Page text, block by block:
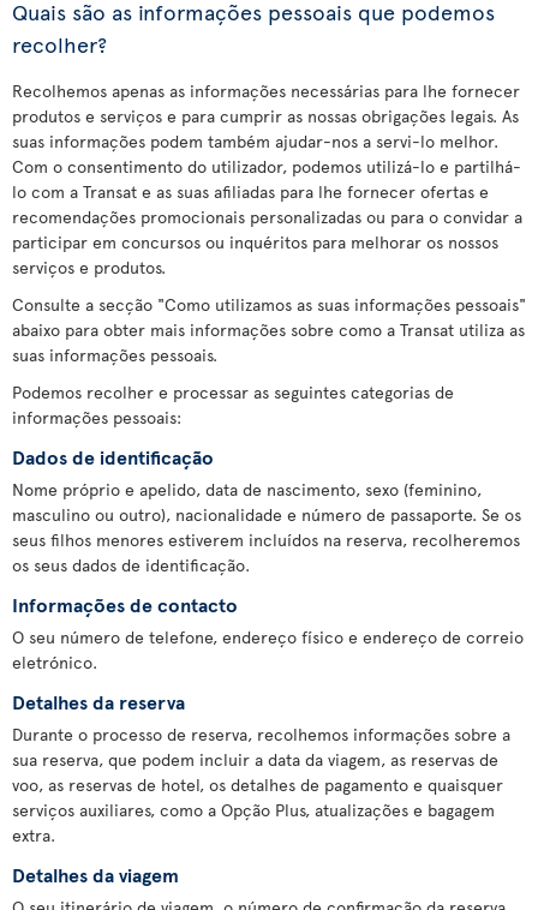
Quais são as informações pessoais que podemos
recolher?
Recolhemos apenas as informações necessárias para lhe fornecer
produtos e serviços e para cumprir as nossas obrigações legais. As
suas informações podem também ajudar-nos a servi-lo melhor.
Com o consentimento do utilizador, podemos utilizá-lo e partilhá-
lo com a Transat e as suas afiliadas para lhe fornecer ofertas e
recomendações promocionais personalizadas ou para o convidar a
participar em concursos ou inquéritos para melhorar os nossos
serviços e produtos.
Consulte a secção "Como utilizamos as suas informações pessoais"
abaixo para obter mais informações sobre como a Transat utiliza as
suas informações pessoais.
Podemos recolher e processar as seguintes categorias de
informações pessoais:
Dados de identificação
Nome próprio e apelido, data de nascimento, sexo (feminino,
masculino ou outro), nacionalidade e número de passaporte. Se os
seus filhos menores estiverem incluídos na reserva, recolheremos
os seus dados de identificação.
Informações de contacto
O seu número de telefone, endereço físico e endereço de correio
eletrónico.
Detalhes da reserva
Durante o processo de reserva, recolhemos informações sobre a
sua reserva, que podem incluir a data da viagem, as reservas de
voo, as reservas de hotel, os detalhes de pagamento e quaisquer
serviços auxiliares, como a Opção Plus, atualizações e bagagem
extra.
Detalhes da viagem